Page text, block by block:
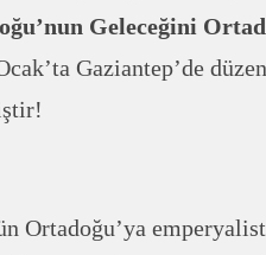
Geleceğini
Gaziantep’de
emperyalist